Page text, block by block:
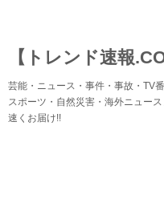
【トレンド速報
芸能・ニュース・事件・事故・TV
スポーツ・自然災害・海外ニュー
速くお届け!!